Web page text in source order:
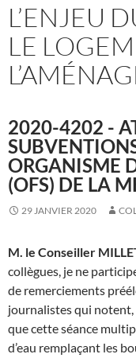
L’ENJEU
LE
2020-4202 -
ORGANISME
(OFS) DE LA
29 JANVIER 2020
M. le Conseiller
collègues, je ne
de remerciements
journalistes qui
que cette séance
d’eau remplaçant les